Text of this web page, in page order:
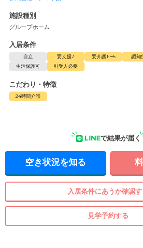
施設種別
グループホーム
入居条件
自立 要支援2 要介護1〜5 認知
生活保護可
引受人必要
こだわり・特徴
24時間介護
LINEで結果が届く
空き状況を知る
入居条件にあうか確認
見学予約する